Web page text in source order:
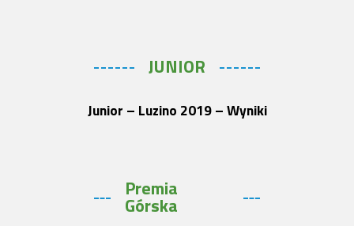
JUNIOR
Junior – Luzino 2019 – Wyniki
Premia
Górska